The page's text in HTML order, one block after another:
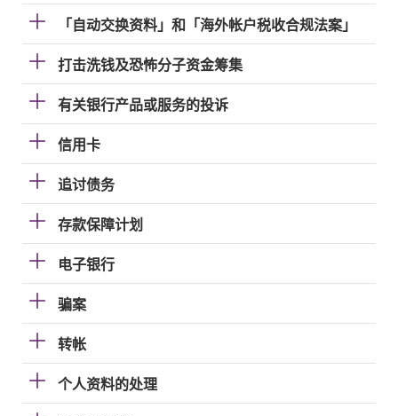
「自动交换资料」和「海外帐户税收合规法案」
打击洗钱及恐怖分子资金筹集
有关银行产品或服务的投诉
信用卡
追讨债务
存款保障计划
电子银行
骗案
转帐
个人资料的处理